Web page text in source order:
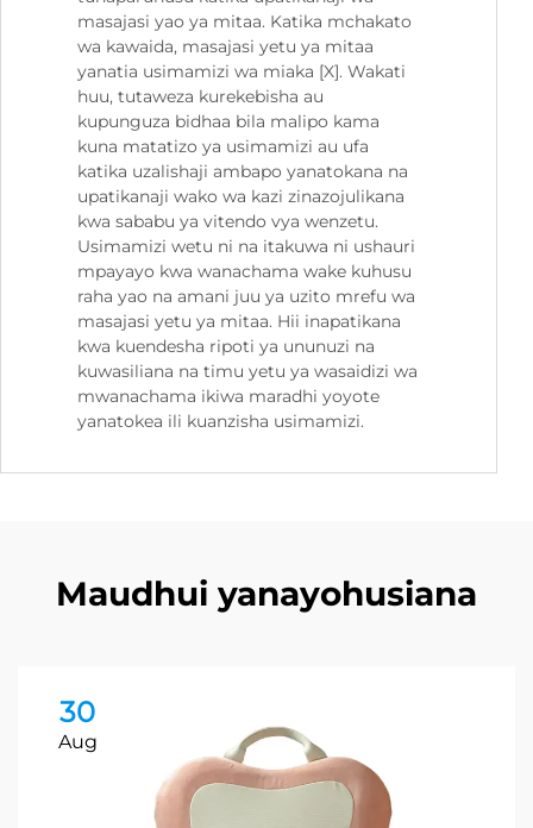
masajasi yao ya mitaa. Katika mchakato
wa kawaida, masajasi yetu ya mitaa
yanatia usimamizi wa miaka [X]. Wakati
huu, tutaweza kurekebisha au
kupunguza bidhaa bila malipo kama
kuna matatizo ya usimamizi au ufa
katika uzalishaji ambapo yanatokana na
upatikanaji wako wa kazi zinazojulikana
kwa sababu ya vitendo vya wenzetu.
Usimamizi wetu ni na itakuwa ni ushauri
mpayayo kwa wanachama wake kuhusu
raha yao na amani juu ya uzito mrefu wa
masajasi yetu ya mitaa. Hii inapatikana
kwa kuendesha ripoti ya ununuzi na
kuwasiliana na timu yetu ya wasaidizi wa
mwanachama ikiwa maradhi yoyote
yanatokea ili kuanzisha usimamizi.
Maudhui yanayohusiana
30
Aug